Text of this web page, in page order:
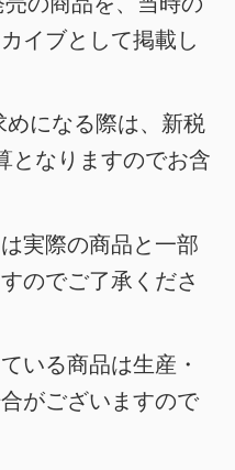
イブとして掲載し
になる際は、新税
となりますのでお含
実際の商品と一部
のでご了承くださ
いる商品は生産・
がございますので